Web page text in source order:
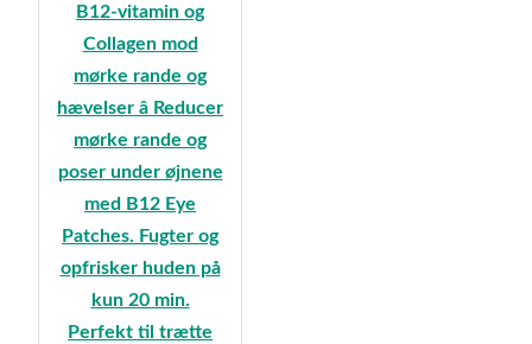
B12-vitamin og
Collagen mod
mørke rande og
hævelser â Reducer
mørke rande og
poser under øjnene
med B12 Eye
Patches. Fugter og
opfrisker huden på
kun 20 min.
Perfekt til trætte